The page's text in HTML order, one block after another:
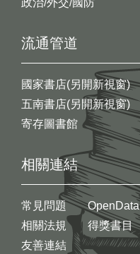
政治/外交/國防
流通管道
國家書店(另開新視窗)
五南書店(另開新視窗)
寄存圖書館
相關連結
常見問題
相關法規
友善連結
OpenData
得獎書目